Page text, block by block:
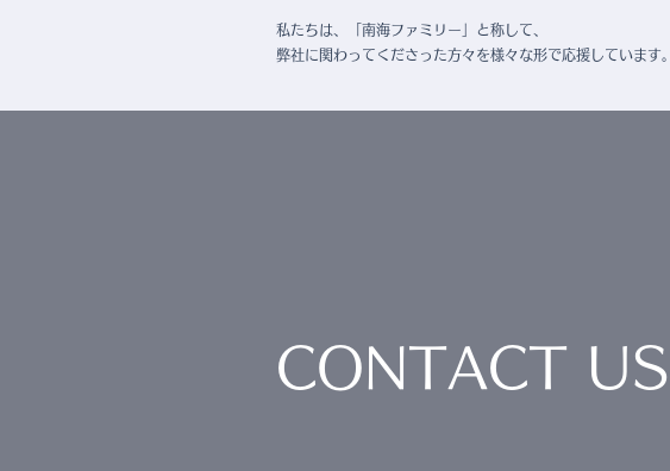
私たちは、「南海ファミリー」と称して、
弊社に関わってくださった方々を様々な形で応援しています。
CONTACT US